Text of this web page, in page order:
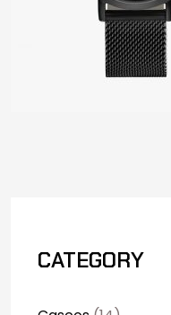
CATEGORY